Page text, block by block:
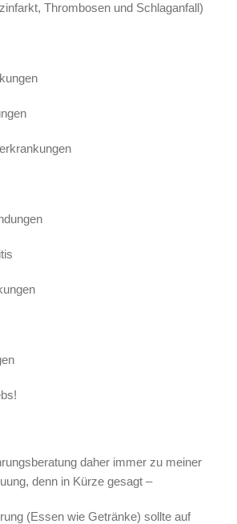
Thrombosen und Schlaganfall)
daher immer zu meiner
denn in Kürze gesagt –
(Essen wie Getränke) sollte auf